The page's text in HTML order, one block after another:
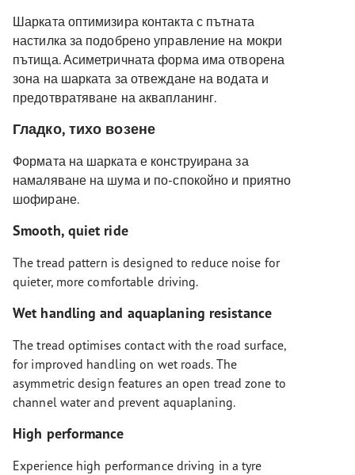
Шарката оптимизира контакта с пътната
настилка за подобрено управление на мокри
пътища. Асиметричната форма има отворена
зона на шарката за отвеждане на водата и
предотвратяване на аквапланинг.
Гладко, тихо возене
Формата на шарката е конструирана за
намаляване на шума и по-спокойно и приятно
шофиране.
Smooth, quiet ride
The tread pattern is designed to reduce noise for
quieter, more comfortable driving.
Wet handling and aquaplaning resistance
The tread optimises contact with the road surface,
for improved handling on wet roads. The
asymmetric design features an open tread zone to
channel water and prevent aquaplaning.
High performance
Experience high performance driving in a tyre